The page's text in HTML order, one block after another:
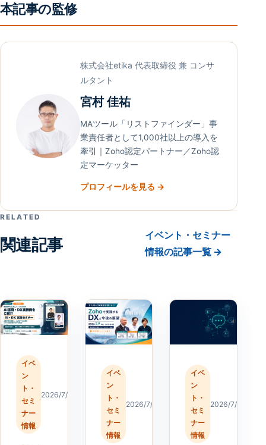
本記事の監修
株式会社etika 代表取締役 兼 コンサ
ルタント
宮村 佳祐
MAツール「リストファインダー」事
業責任者として1,000社以上の導入を
牽引｜Zoho認定パートナー／Zoho認
定マーケッター
プロフィールを見る →
RELATED
関連記事
イベント・セミナー
情報の記事一覧 →
イベ
ン
ト・
セミ
ナー
情報
2026/7/23
イベ
ン
ト・
セミ
ナー
情報
2026/7/23
イベ
ン
ト・
セミ
ナー
情報
2026/7/20